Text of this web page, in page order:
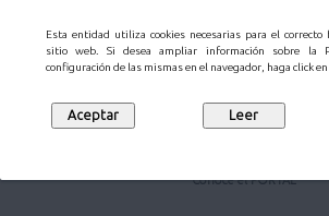
Esta entidad utiliza cookies necesarias para el correcto
sitio web. Si desea ampliar información sobre la
configuración de las mismas en el navegador, haga click
Conoce el PORTAL